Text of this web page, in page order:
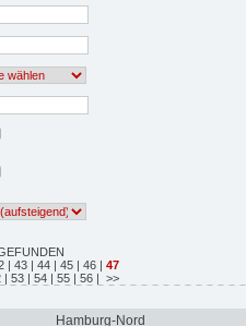
| 43 | 44 | 45 | 46 | 47
| 53 | 54 | 55 | 56 | >>
Hamburg-Nord